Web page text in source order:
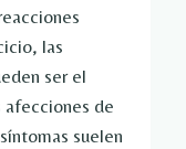
las
ser el
afecciones de
suelen